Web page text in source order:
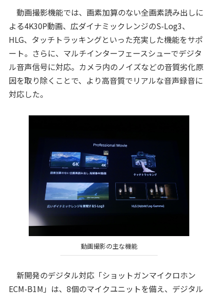
動画撮影機能では、画素加算のない全画素読み出しに
よる4K30P動画、広ダイナミックレンジのS-Log3、
HLG、タッチトラッキングといった充実した機能をサポ
ート。さらに、マルチインターフェースシューでデジタ
ル音声信号に対応。カメラ内のノイズなどの音質劣化原
因を取り除くことで、より高音質でリアルな音声録音に
対応した。
動画撮影の主な機能
新開発のデジタル対応「ショットガンマイクロホン
ECM-B1M」は、8個のマイクユニットを備え、デジタル